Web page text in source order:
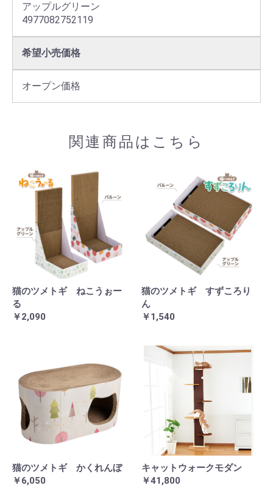
アップルグリーン
4977082752119
希望小売価格
オープン価格
関連商品はこちら
猫のツメトギ ねこうぉー
る
￥2,090
猫のツメトギ すずころり
ん
￥1,540
猫のツメトギ かくれんぼ
￥6,050
キャットウォークモダン
￥41,800